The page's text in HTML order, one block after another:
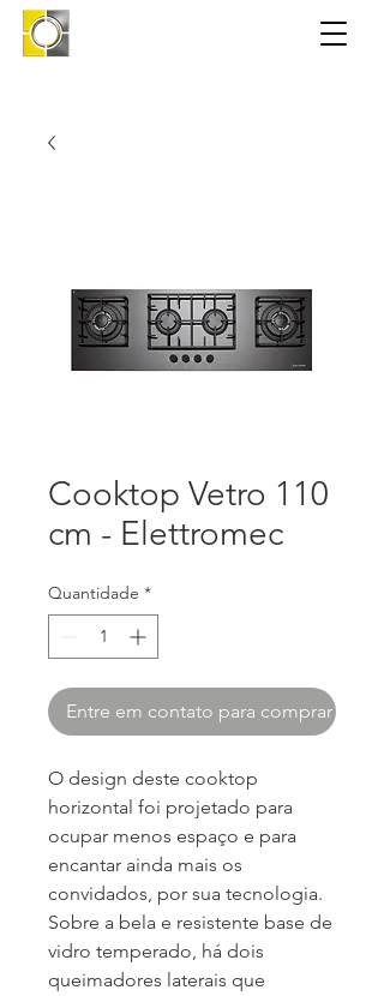
Cooktop Vetro 110
cm - Elettromec
Quantidade *
Entre em contato para comprar
O design deste cooktop
horizontal foi projetado para
ocupar menos espaço e para
encantar ainda mais os
convidados, por sua tecnologia.
Sobre a bela e resistente base de
vidro temperado, há dois
queimadores laterais que